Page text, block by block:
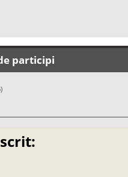
participi